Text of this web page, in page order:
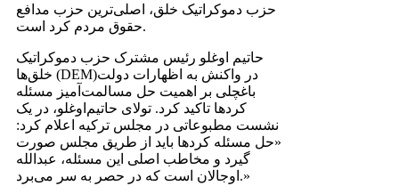
حزب دموکراتیک خلق، اصلی‌ترین حزب مدافع
حقوق مردم کرد است.
حاتیم اوغلو رئیس مشترک حزب دموکراتیک
خلق‌ها (DEM)‌در واکنش به اظهارات دولت
باغچلی بر اهمیت حل مسالمت‌آمیز مسئله
کردها تاکید کرد. تولای حاتیم‌اوغلو، در یک
نشست مطبوعاتی در مجلس ترکیه اعلام کرد:
«حل مسئله کردها باید از طریق مجلس صورت
گیرد و مخاطب اصلی این مسئله، عبدالله
اوجالان است که در حصر به سر می‌برد.»